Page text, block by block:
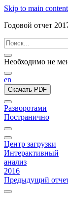
Skip to main content
Годовой отчет
Необходимо не
en
Скачать PDF
Разворотами
Постранично
Центр загрузки
Интерактивный
анализ
2016
Предыдущий